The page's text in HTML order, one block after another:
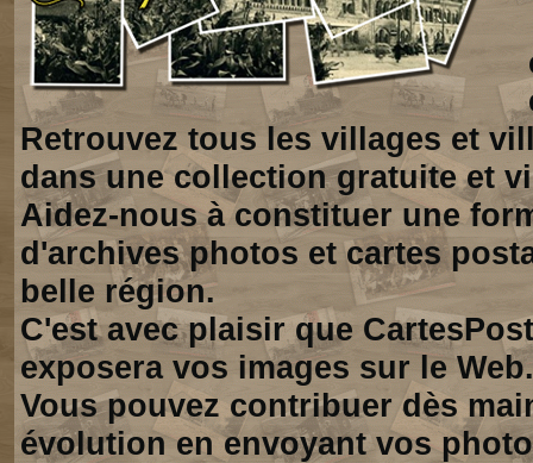
Retrouvez tous les villages et
dans une collection gratuite et
Aidez-nous à constituer une
d'archives photos et cartes
belle région.
C'est avec plaisir que
exposera vos images sur le Web.
Vous pouvez contribuer dès
évolution en envoyant vos